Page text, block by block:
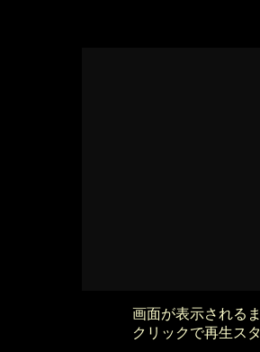
画面が表示される
クリックで再生ス